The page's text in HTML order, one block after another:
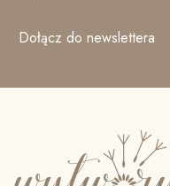
Dołącz do newslettera